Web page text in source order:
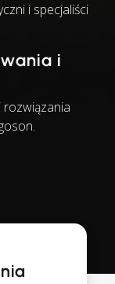
i specjaliści
i
rozwiązania